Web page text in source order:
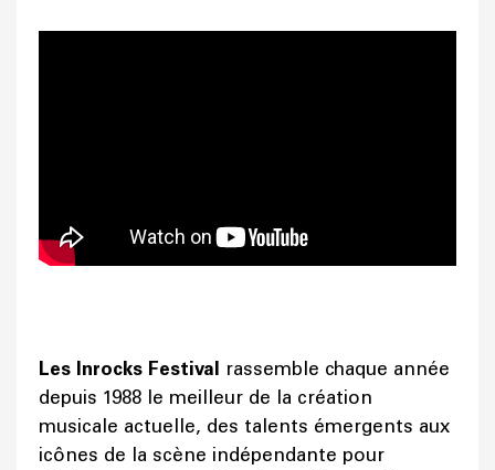
Les Inrocks Festival rassemble chaque année
depuis 1988 le meilleur de la création
musicale actuelle, des talents émergents aux
icônes de la scène indépendante pour